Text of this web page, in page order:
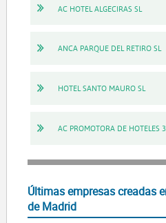
AC HOTEL ALGECIRAS SL
ANCA PARQUE DEL RETIRO SL
HOTEL SANTO MAURO SL
AC PROMOTORA DE HOTELES
Últimas empresas creadas
de Madrid